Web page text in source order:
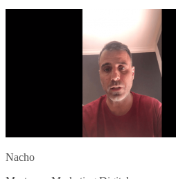
Nacho